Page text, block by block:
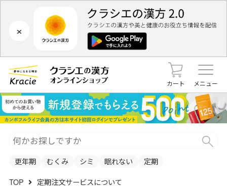
×
カート メニュー
更年期 むくみ シミ 眠れない 定期
TOP 定期注文サービスについて